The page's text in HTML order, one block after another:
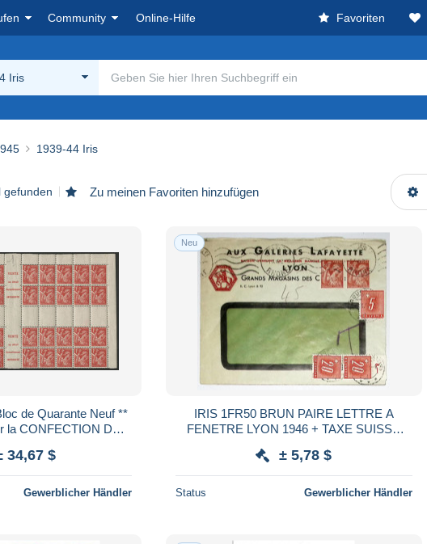
Community Online-Hilfe Favoriten
Iris
1939-44 Iris
gefunden Zu meinen Favoriten hinzufügen
de Quarante Neuf **
la CONFECTION DE
34,67 $
Gewerblicher Händler
Neu
IRIS 1FR50 BRUN PAIRE LETTRE A
FENETRE LYON 1946 + TAXE SUISSE
GENEVE
± 5,78 $
Status Gewerblicher Händler